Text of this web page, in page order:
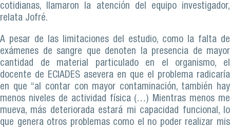
cotidianas, llamaron la atención del equipo investigador,
relata Jofré.
A pesar de las limitaciones del estudio, como la falta de
exámenes de sangre que denoten la presencia de mayor
cantidad de material particulado en el organismo, el
docente de ECIADES asevera en que el problema radicaría
en que “al contar con mayor contaminación, también hay
menos niveles de actividad física (…) Mientras menos me
mueva, más deteriorada estará mi capacidad funcional, lo
que genera otros problemas como el no poder realizar mis